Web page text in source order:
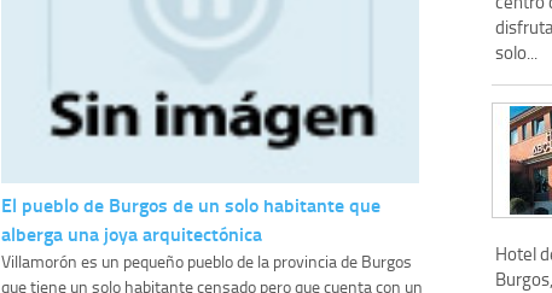
El pueblo de Burgos de un solo habitante que
alberga una joya arquitectónica
Villamorón es un pequeño pueblo de la provincia de Burgos
que tiene un solo habitante censado pero que cuenta con un
solo...
Hotel